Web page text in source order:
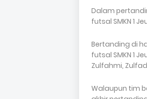
Dalam
futsal SMKN 1
Bertanding di
futsal SMKN 1
Zulfahmi,
Walaupun tim